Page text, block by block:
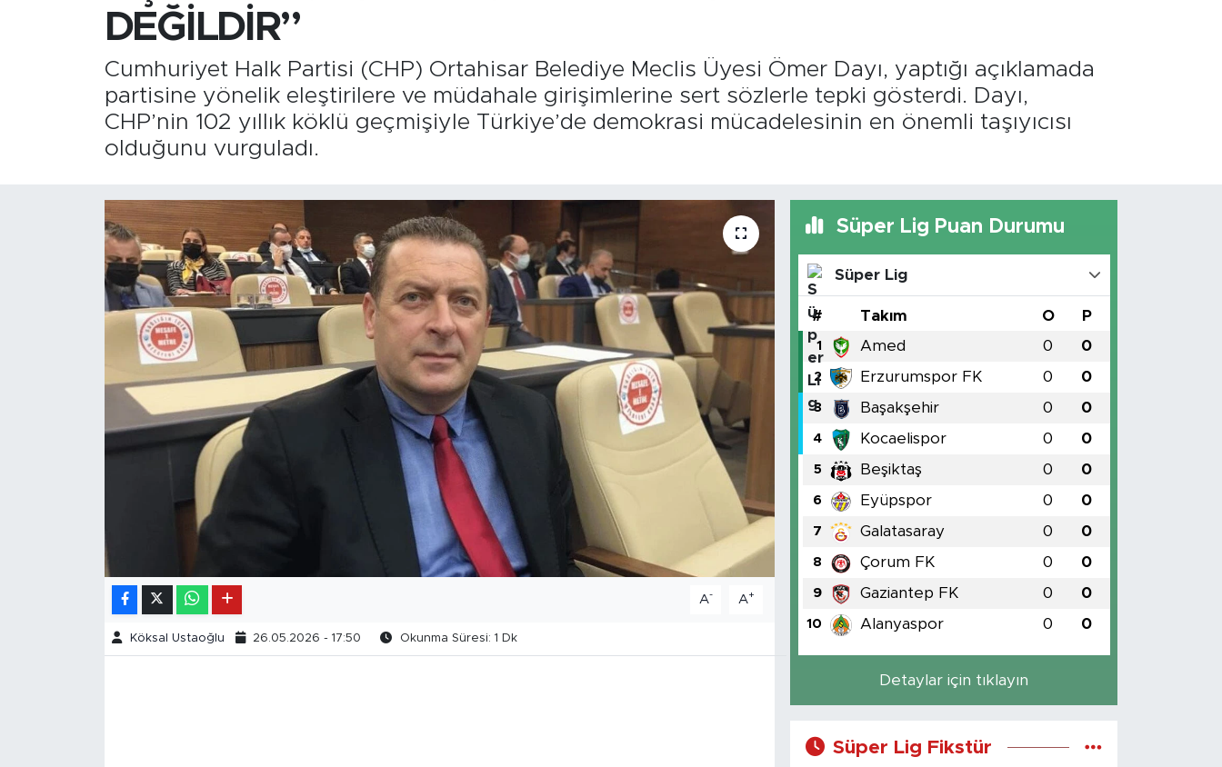
DEĞİLDİR”
Cumhuriyet Halk Partisi (CHP) Ortahisar Belediye Meclis Üyesi Ömer Dayı, yaptığı açıklamada
partisine yönelik eleştirilere ve müdahale girişimlerine sert sözlerle tepki gösterdi. Dayı,
CHP’nin 102 yıllık köklü geçmişiyle Türkiye’de demokrasi mücadelesinin en önemli taşıyıcısı
olduğunu vurguladı.
A- A+
Köksal Ustaoğlu 26.05.2026 - 17:50 Okunma Süresi: 1 Dk
Süper Lig Puan Durumu
Süper Lig
# Takım O P
1 Amed 0 0
2 Erzurumspor FK 0 0
3 Başakşehir 0 0
4 Kocaelispor 0 0
5 Beşiktaş 0 0
6 Eyüpspor 0 0
7 Galatasaray 0 0
8 Çorum FK 0 0
9 Gaziantep FK 0 0
10 Alanyaspor 0 0
Detaylar için tıklayın
Süper Lig Fikstür